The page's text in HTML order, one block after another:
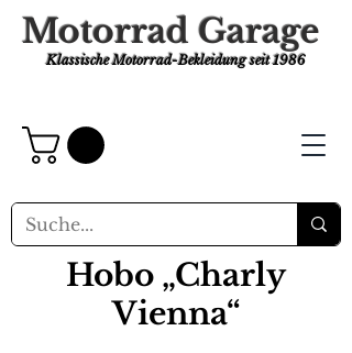
Motorrad Garage
Klassische Motorrad-Bekleidungseit 1986
Hobo „Charly
Vienna“